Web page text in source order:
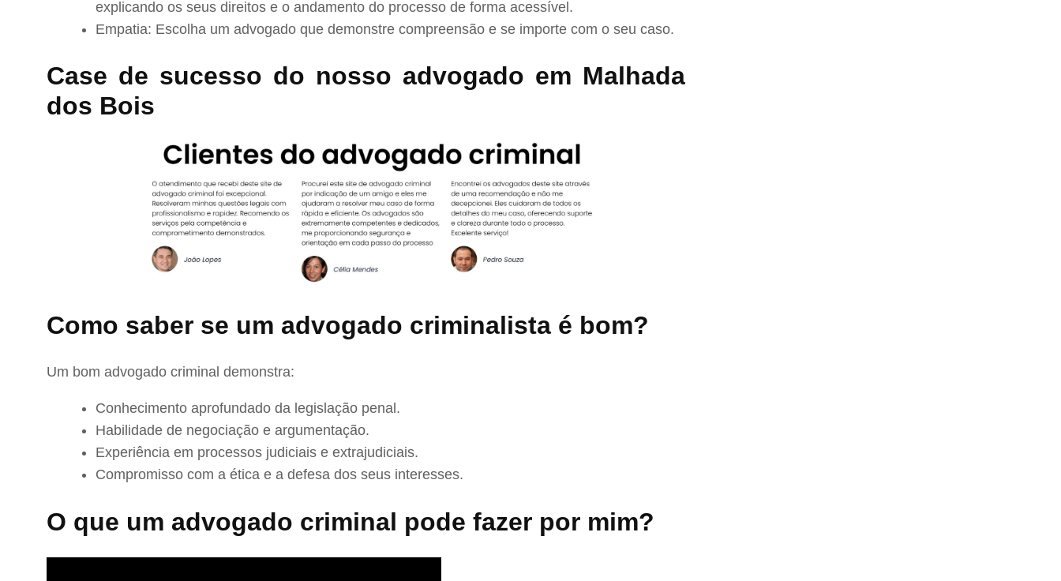
explicando os seus direitos e o andamento do processo de forma acessível.
Empatia: Escolha um advogado que demonstre compreensão e se importe com o seu caso.
Case de sucesso do nosso advogado em Malhada
dos Bois
Como saber se um advogado criminalista é bom?
Um bom advogado criminal demonstra:
Conhecimento aprofundado da legislação penal.
Habilidade de negociação e argumentação.
Experiência em processos judiciais e extrajudiciais.
Compromisso com a ética e a defesa dos seus interesses.
O que um advogado criminal pode fazer por mim?